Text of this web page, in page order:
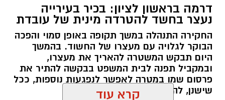
במסגרת טקס ההוקרה הארצי לבני ובנות השירות
הלאומי שסיימו את שירותם במד”א.
הטקס התקיים השבוע באודיטוריום קריית מד”א
ברמלה, בהשתתפות כ-320 צעירות וצעירים שסיימו
שנה או שנתיים של שירות לאומי בארגון, ובמעמד
בכירי מד”א, מנכ”ל רשות השירות הלאומי-אזרחי
דרמה בראשון לציון: בכיר בעירייה
נעצר בחשד להטרדה מינית של עובדת
החקירה התנהלה במשך תקופה באופן סמוי והפכה
הבוקר לגלויה עם מעצרו של החשוד. בהמשך
היום תבקש המשטרה להאריך את מעצרו,
ובמקביל תפנה לבית המשפט בבקשה להתיר את
פרסום שמו במטרה לאפשר לנפגעות נוספות, ככל
שישנן, להתלונן